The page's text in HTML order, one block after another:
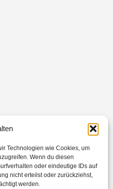
Technologien wie Cookies, um
Wenn du diesen
oder eindeutige IDs auf
nicht erteilst oder zurückziehst,
werden.